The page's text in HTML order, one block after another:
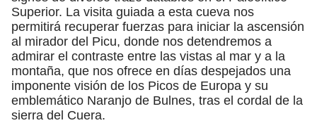
Superior. La visita guiada a esta cueva nos
permitirá recuperar fuerzas para iniciar la ascensión
al mirador del Picu, donde nos detendremos a
admirar el contraste entre las vistas al mar y a la
montaña, que nos ofrece en días despejados una
imponente visión de los Picos de Europa y su
emblemático Naranjo de Bulnes, tras el cordal de la
sierra del Cuera.